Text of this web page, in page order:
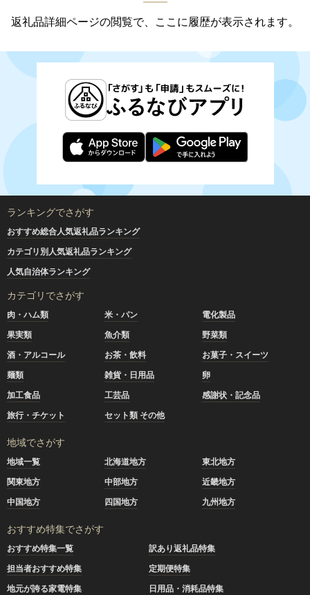
返礼品詳細ページの閲覧で、ここに履歴が表示されます。
ランキングでさがす
おすすめ総合人気返礼品ランキング
カテゴリ別人気返礼品ランキング
人気自治体ランキング
カテゴリでさがす
肉・ハム類 米・パン
電化製品
果実類
魚介類
野菜類
酒・アルコール
お茶・飲料
お菓子・スイーツ
麺類
雑貨・日用品
卵
加工食品
工芸品
感謝状・記念品
旅行・チケット
セット類 その他
地域でさがす
地域一覧 北海道地方
東北地方
関東地方
中部地方
近畿地方
中国地方
四国地方 九州地方
おすすめ特集でさがす
おすすめ特集一覧
訳あり返礼品特集
担当者おすすめ特集
定期便特集
地元が誇る家電特集
日用品・消耗品特集